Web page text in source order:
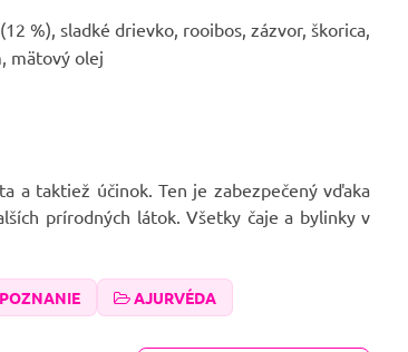
%), sladké drievko, rooibos, zázvor, škorica,
mätový olej
a taktiež účinok. Ten je zabezpečený vďaka
prírodných látok. Všetky čaje a bylinky v
AJURVÉDA